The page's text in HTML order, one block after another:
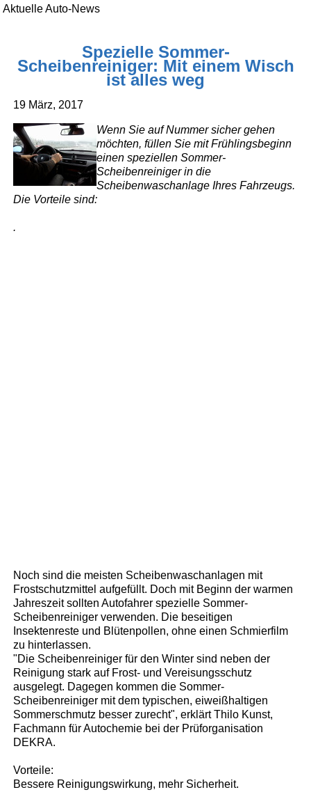
Aktuelle Auto-News
Spezielle Sommer-
Scheibenreiniger: Mit einem Wisch
ist alles weg
19 März, 2017
Wenn Sie auf Nummer sicher gehen
möchten, füllen Sie mit Frühlingsbeginn
einen speziellen Sommer-
Scheibenreiniger in die
Scheibenwaschanlage Ihres Fahrzeugs.
Die Vorteile sind:
.
Noch sind die meisten Scheibenwaschanlagen mit
Frostschutzmittel aufgefüllt. Doch mit Beginn der warmen
Jahreszeit sollten Autofahrer spezielle Sommer-
Scheibenreiniger verwenden. Die beseitigen
Insektenreste und Blütenpollen, ohne einen Schmierfilm
zu hinterlassen.
"Die Scheibenreiniger für den Winter sind neben der
Reinigung stark auf Frost- und Vereisungsschutz
ausgelegt. Dagegen kommen die Sommer-
Scheibenreiniger mit dem typischen, eiweißhaltigen
Sommerschmutz besser zurecht", erklärt Thilo Kunst,
Fachmann für Autochemie bei der Prüforganisation
DEKRA.
Vorteile:
Bessere Reinigungswirkung, mehr Sicherheit.